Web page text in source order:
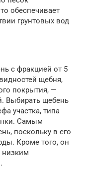
обеспечивает
грунтовых вод
с фракцией от 5
щебня,
покрытия, —
Выбирать щебень
участка, типа
Самым
поскольку в его
Кроме того, он
низким